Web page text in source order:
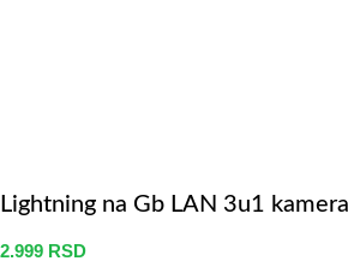
Lightning na Gb LAN 3u1
2.999 RSD